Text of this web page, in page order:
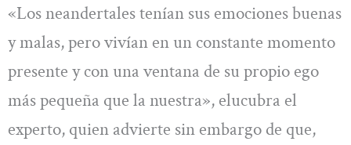
«Los neandertales tenían sus emociones buenas
y malas, pero vivían en un constante momento
presente y con una ventana de su propio ego
más pequeña que la nuestra», elucubra el
experto, quien advierte sin embargo de que,